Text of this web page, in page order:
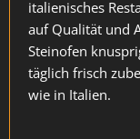
italienisches
auf Qualität und
Steinofen
täglich frisch
wie in Italien.